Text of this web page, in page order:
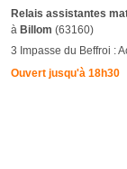
Relais assistantes
à Billom (63160)
3 Impasse du Beffroi :
Ouvert jusqu'à 18h30